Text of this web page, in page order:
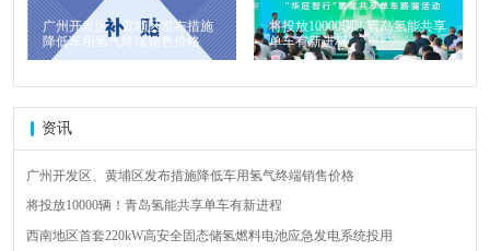
广州开发区、黄埔区发布措施
降低车用氢气终端销售价格
将投放10000辆！青岛氢能共享
单车有新进程
资讯
广州开发区、黄埔区发布措施降低车用氢气终端销售价格
将投放10000辆！青岛氢能共享单车有新进程
西南地区首套220kW高安全固态储氢燃料电池应急发电系统投用